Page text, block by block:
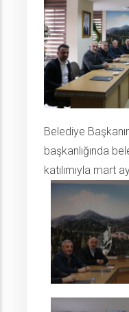
Belediye
başkanlığında
katılımıyla mart